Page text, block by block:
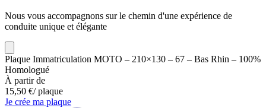
Nous vous accompagnons sur le chemin d'une expérience de
conduite unique et élégante
Plaque Immatriculation MOTO – 210×130 – 67 – Bas Rhin – 100%
Homologué
À partir de
15,50 €/ plaque
Je crée ma plaque